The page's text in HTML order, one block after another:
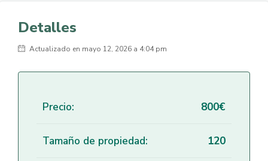
Detalles
Actualizado en mayo 12, 2026 a 4:04 pm
Precio: 800€
Tamaño de propiedad: 120